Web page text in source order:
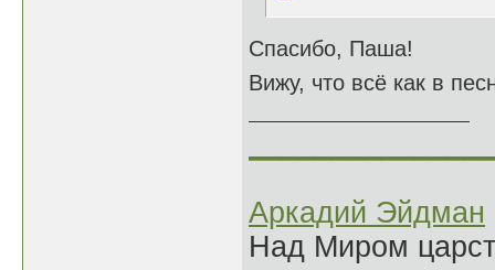
Спасибо, Паша!
Вижу, что всё как в
Аркадий Эйдман
Над Миром